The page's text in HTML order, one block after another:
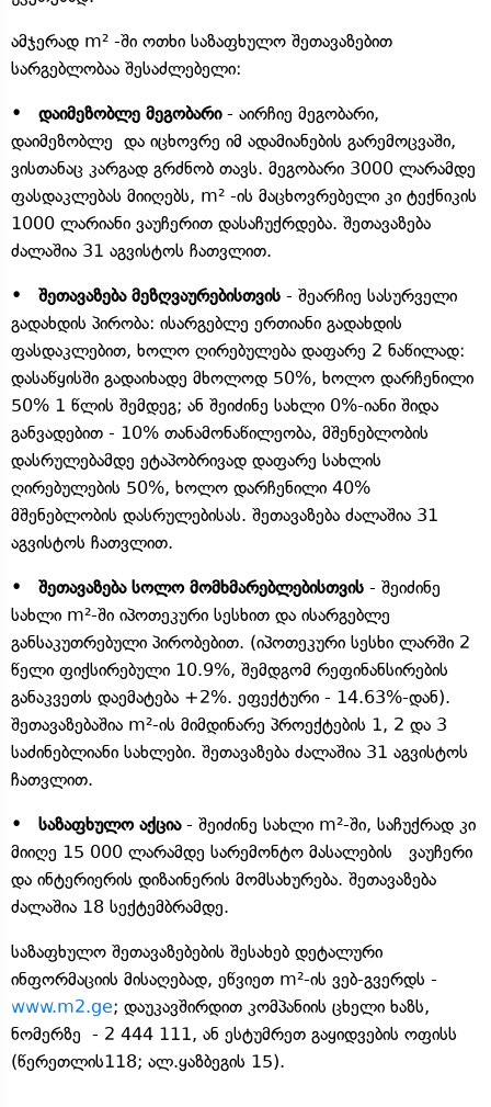
ამჯერად m² -ში ოთხი საზაფხულო შეთავაზებით
სარგებლობაა შესაძლებელი:
• დაიმეზობლე მეგობარი- აირჩიე მეგობარი,
დაიმეზობლე და იცხოვრე იმ ადამიანების გარემოცვაში,
ვისთანაც კარგად გრძნობ თავს. მეგობარი 3000 ლარამდე
ფასდაკლებას მიიღებს, m² -ის მაცხოვრებელი კი ტექნიკის
1000 ლარიანი ვაუჩერით დასაჩუქრდება. შეთავაზება
ძალაშია 31 აგვისტოს ჩათვლით.
• შეთავაზება მეზღვაურებისთვის - შეარჩიე სასურველი
გადახდის პირობა: ისარგებლე ერთიანი გადახდის
ფასდაკლებით, ხოლო ღირებულება დაფარე 2 ნაწილად:
დასაწყისში გადაიხადე მხოლოდ 50%, ხოლო დარჩენილი
50% 1 წლის შემდეგ; ან შეიძინე სახლი 0%-იანი შიდა
განვადებით - 10% თანამონაწილეობა, მშენებლობის
დასრულებამდე ეტაპობრივად დაფარე სახლის
ღირებულების 50%, ხოლო დარჩენილი 40%
მშენებლობის დასრულებისას. შეთავაზება ძალაშია 31
აგვისტოს ჩათვლით.
• შეთავაზება სოლო მომხმარებლებისთვის - შეიძინე
სახლი m²-ში იპოთეკური სესხით და ისარგებლე
განსაკუთრებული პირობებით. (იპოთეკური სესხი ლარში 2
წელი ფიქსირებული 10.9%, შემდგომ რეფინანსირების
განაკვეთს დაემატება +2%. ეფექტური - 14.63%-დან).
შეთავაზებაშია m²-ის მიმდინარე პროექტების 1, 2 და 3
საძინებლიანი სახლები. შეთავაზება ძალაშია 31 აგვისტოს
ჩათვლით.
• საზაფხულო აქცია- შეიძინე სახლი m²-ში, საჩუქრად კი
მიიღე 15 000 ლარამდე სარემონტო მასალების ვაუჩერი
და ინტერიერის დიზაინერის მომსახურება. შეთავაზება
ძალაშია 18 სექტემბრამდე.
საზაფხულო შეთავაზებების შესახებ დეტალური
ინფორმაციის მისაღებად, ეწვიეთ m²-ის ვებ-გვერდს -
www.m2.ge; დაუკავშირდით კომპანიის ცხელი ხაზს,
ნომერზე - 2 444 111, ან ესტუმრეთ გაყიდვების ოფისს
(წერეთლის118; ალ.ყაზბეგის 15).